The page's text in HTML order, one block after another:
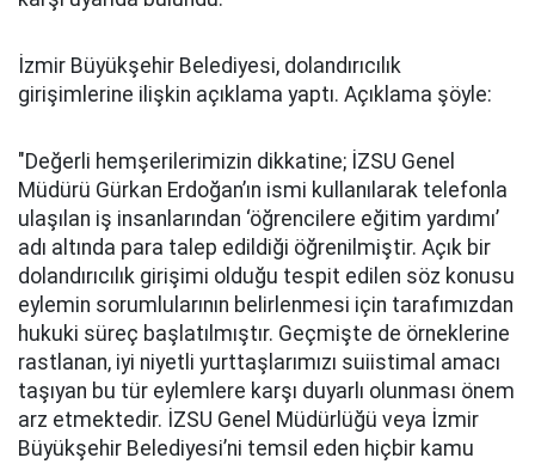
İzmir Büyükşehir Belediyesi, dolandırıcılık
girişimlerine ilişkin açıklama yaptı. Açıklama şöyle:
"Değerli hemşerilerimizin dikkatine; İZSU Genel
Müdürü Gürkan Erdoğan’ın ismi kullanılarak telefonla
ulaşılan iş insanlarından ‘öğrencilere eğitim yardımı’
adı altında para talep edildiği öğrenilmiştir. Açık bir
dolandırıcılık girişimi olduğu tespit edilen söz konusu
eylemin sorumlularının belirlenmesi için tarafımızdan
hukuki süreç başlatılmıştır. Geçmişte de örneklerine
rastlanan, iyi niyetli yurttaşlarımızı suiistimal amacı
taşıyan bu tür eylemlere karşı duyarlı olunması önem
arz etmektedir. İZSU Genel Müdürlüğü veya İzmir
Büyükşehir Belediyesi’ni temsil eden hiçbir kamu